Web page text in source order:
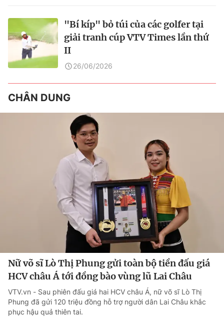
"Bí kíp" bỏ túi của các golfer tại
giải tranh cúp VTV Times lần thứ
II
26/06/2026
CHÂN DUNG
Nữ võ sĩ Lò Thị Phung gửi toàn bộ tiền đấu giá
HCV châu Á tới đồng bào vùng lũ Lai Châu
VTV.vn - Sau phiên đấu giá hai HCV châu Á, nữ võ sĩ Lò Thị
Phung đã gửi 120 triệu đồng hỗ trợ người dân Lai Châu khắc
phục hậu quả thiên tai.